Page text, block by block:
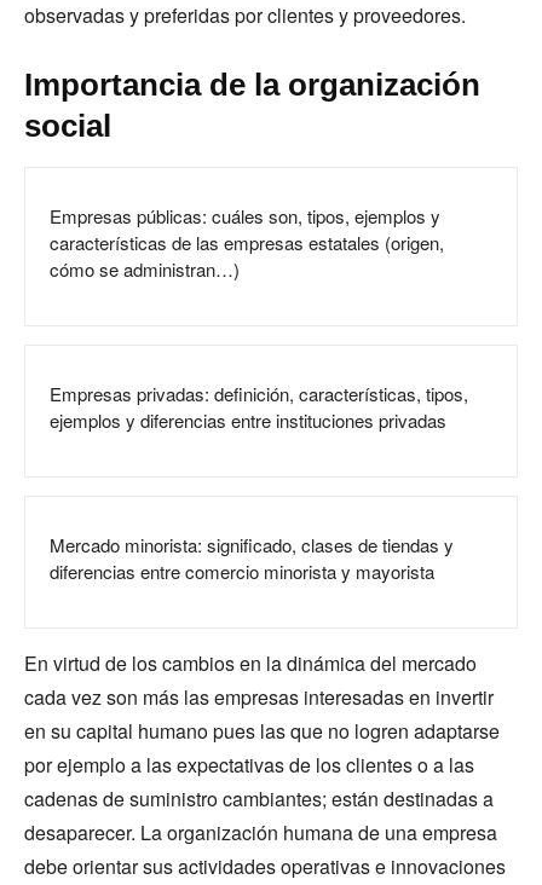
observadas y preferidas por clientes y proveedores.
Importancia de la organización
social
Empresas públicas: cuáles son, tipos, ejemplos y
características de las empresas estatales (origen,
cómo se administran…)
Empresas privadas: definición, características, tipos,
ejemplos y diferencias entre instituciones privadas
Mercado minorista: significado, clases de tiendas y
diferencias entre comercio minorista y mayorista
En virtud de los cambios en la dinámica del mercado
cada vez son más las empresas interesadas en invertir
en su capital humano pues las que no logren adaptarse
por ejemplo a las expectativas de los clientes o a las
cadenas de suministro cambiantes; están destinadas a
desaparecer. La organización humana de una empresa
debe orientar sus actividades operativas e innovaciones